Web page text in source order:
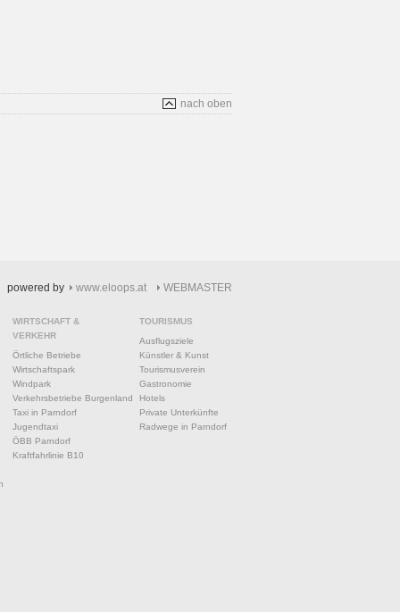
nach oben
powered by www.eloops.at WEBMASTER
WIRTSCHAFT &
VERKEHR
Örtliche Betriebe
Wirtschaftspark
Windpark
Verkehrsbetriebe Burgenland
Taxi in Parndorf
Jugendtaxi
ÖBB Parndorf
Kraftfahrlinie B10
TOURISMUS
Ausflugsziele
Künstler & Kunst
Tourismusverein
Gastronomie
Hotels
Private Unterkünfte
Radwege in Parndorf